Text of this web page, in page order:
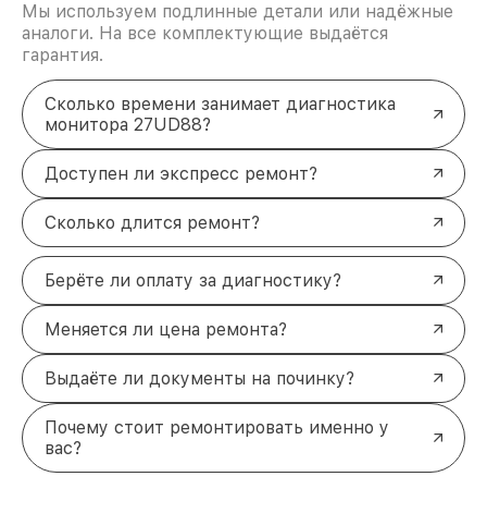
Мы используем подлинные детали или надёжные
аналоги. На все комплектующие выдаётся
гарантия.
Сколько времени занимает диагностика
монитора 27UD88?
Доступен ли экспресс ремонт?
Сколько длится ремонт?
Берёте ли оплату за диагностику?
Меняется ли цена ремонта?
Выдаёте ли документы на починку?
Почему стоит ремонтировать именно у
вас?